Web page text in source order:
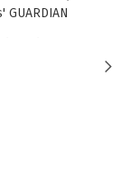
of two friends
journey or the
the